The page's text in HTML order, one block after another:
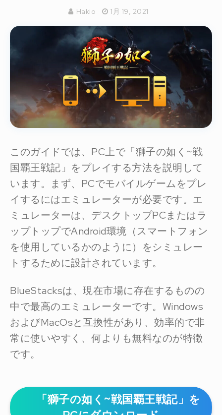
Hakio 1月 19, 2021
このガイドでは、PC上で「獅子の如く~戦
国覇王戦記」をプレイする方法を説明して
います。まず、PCでモバイルゲームをプレ
イするにはエミュレーターが必要です。エ
ミュレーターは、デスクトップPCまたはラ
ップトップでAndroid環境（スマートフォン
を使用しているかのように）をシミュレー
トするために設計されています。
BlueStacksは、現在市場に存在するものの
中で最高のエミュレーターです。Windows
およびMacOsと互換性があり、効率的で非
常に使いやすく、何よりも無料なのが特徴
です。
「獅子の如く~戦国覇王戦記」を